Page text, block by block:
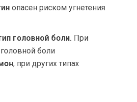
опасен риском угнетения
головной боли. При
боли
, при других типах